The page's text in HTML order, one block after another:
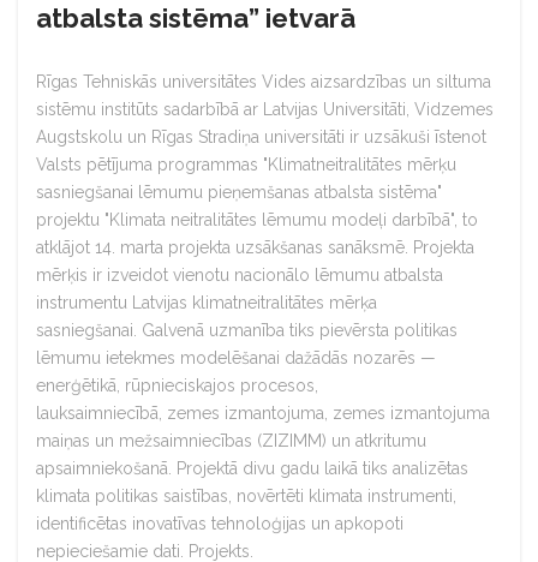
atbalsta sistēma” ietvarā
Rīgas Tehniskās universitātes Vides aizsardzības un siltuma
sistēmu institūts sadarbībā ar Latvijas Universitāti, Vidzemes
Augstskolu un Rīgas Stradiņa universitāti ir uzsākuši īstenot
Valsts pētījuma programmas "Klimatneitralitātes mērķu
sasniegšanai lēmumu pieņemšanas atbalsta sistēma"
projektu "Klimata neitralitātes lēmumu modeļi darbībā", to
atklājot 14. marta projekta uzsākšanas sanāksmē. Projekta
mērķis ir izveidot vienotu nacionālo lēmumu atbalsta
instrumentu Latvijas klimatneitralitātes mērķa
sasniegšanai. Galvenā uzmanība tiks pievērsta politikas
lēmumu ietekmes modelēšanai dažādās nozarēs —
enerģētikā, rūpnieciskajos procesos,
lauksaimniecībā, zemes izmantojuma, zemes izmantojuma
maiņas un mežsaimniecības (ZIZIMM) un atkritumu
apsaimniekošanā. Projektā divu gadu laikā tiks analizētas
klimata politikas saistības, novērtēti klimata instrumenti,
identificētas inovatīvas tehnoloģijas un apkopoti
nepieciešamie dati. Projekts.